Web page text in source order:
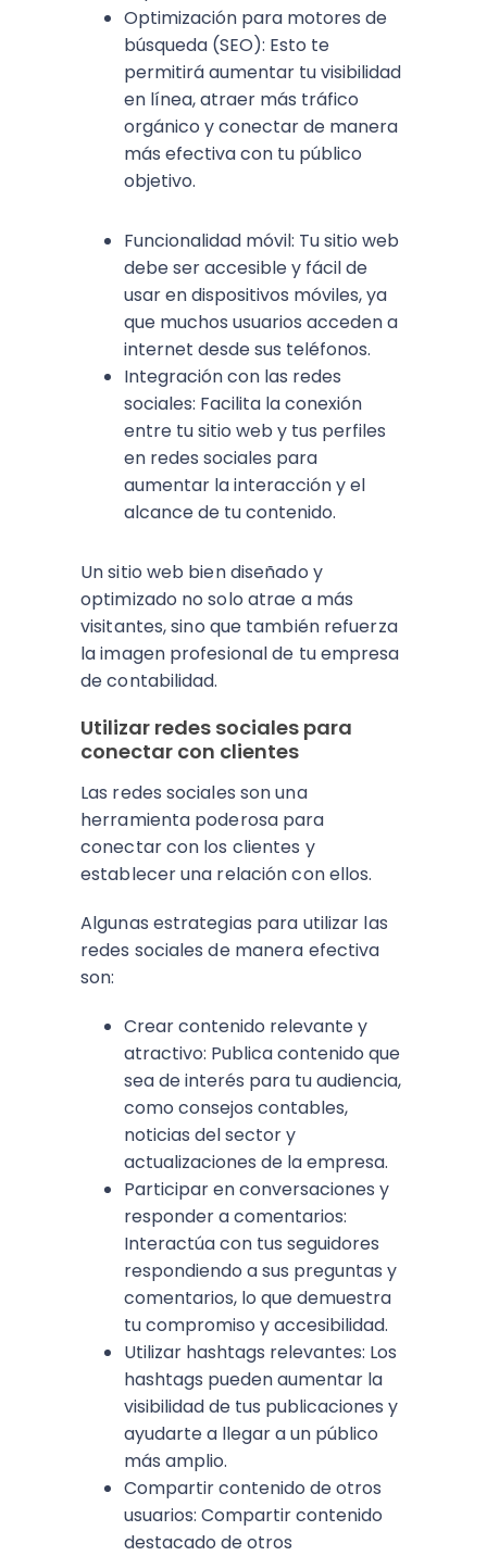
Optimización para motores de
búsqueda (SEO): Esto te
permitirá aumentar tu visibilidad
en línea, atraer más tráfico
orgánico y conectar de manera
más efectiva con tu público
objetivo.
Funcionalidad móvil: Tu sitio web
debe ser accesible y fácil de
usar en dispositivos móviles, ya
que muchos usuarios acceden a
internet desde sus teléfonos.
Integración con las redes
sociales: Facilita la conexión
entre tu sitio web y tus perfiles
en redes sociales para
aumentar la interacción y el
alcance de tu contenido.
Un sitio web bien diseñado y
optimizado no solo atrae a más
visitantes, sino que también refuerza
la imagen profesional de tu empresa
de contabilidad.
Utilizar redes sociales para
conectar con clientes
Las redes sociales son una
herramienta poderosa para
conectar con los clientes y
establecer una relación con ellos.
Algunas estrategias para utilizar las
redes sociales de manera efectiva
son:
Crear contenido relevante y
atractivo: Publica contenido que
sea de interés para tu audiencia,
como consejos contables,
noticias del sector y
actualizaciones de la empresa.
Participar en conversaciones y
responder a comentarios:
Interactúa con tus seguidores
respondiendo a sus preguntas y
comentarios, lo que demuestra
tu compromiso y accesibilidad.
Utilizar hashtags relevantes: Los
hashtags pueden aumentar la
visibilidad de tus publicaciones y
ayudarte a llegar a un público
más amplio.
Compartir contenido de otros
usuarios: Compartir contenido
destacado de otros